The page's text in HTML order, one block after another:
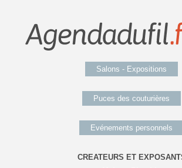
Salons - Expositions
Puces des couturières
Evénements personnels
CREATEURS ET